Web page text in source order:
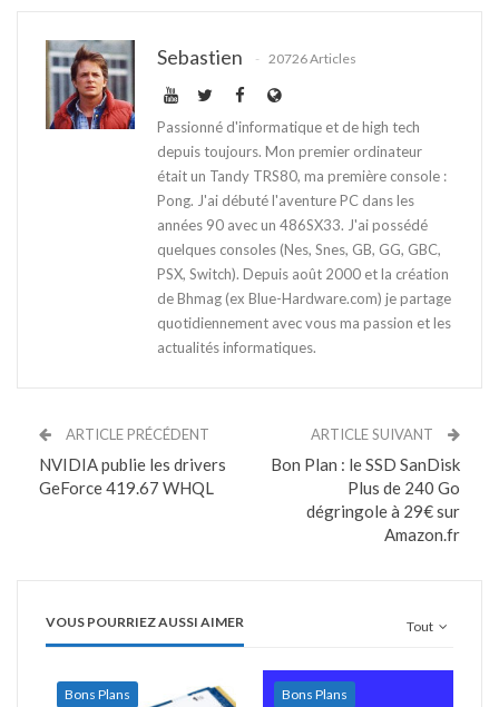
Sebastien 20726 Articles
Passionné d'informatique et de high tech
depuis toujours. Mon premier ordinateur
était un Tandy TRS80, ma première console :
Pong. J'ai débuté l'aventure PC dans les
années 90 avec un 486SX33. J'ai possédé
quelques consoles (Nes, Snes, GB, GG, GBC,
PSX, Switch). Depuis août 2000 et la création
de Bhmag (ex Blue-Hardware.com) je partage
quotidiennement avec vous ma passion et les
actualités informatiques.
ARTICLE PRÉCÉDENT
NVIDIA publie les drivers
GeForce 419.67 WHQL
ARTICLE SUIVANT
Bon Plan : le SSD SanDisk
Plus de 240 Go
dégringole à 29€ sur
Amazon.fr
Tout
VOUS POURRIEZ AUSSI AIMER
Bons Plans Bons Plans